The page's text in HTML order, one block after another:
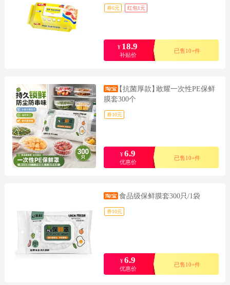
券6元 红包1元
¥ 18.9
补贴价
已售10+件
【抗菌厚款】敢耀一次性PE保鲜
膜套300个
券10元
¥6.9
优惠价
已售10+件
食品级保鲜膜套300只/1袋
券10元
¥6.9
优惠价
已售10+件